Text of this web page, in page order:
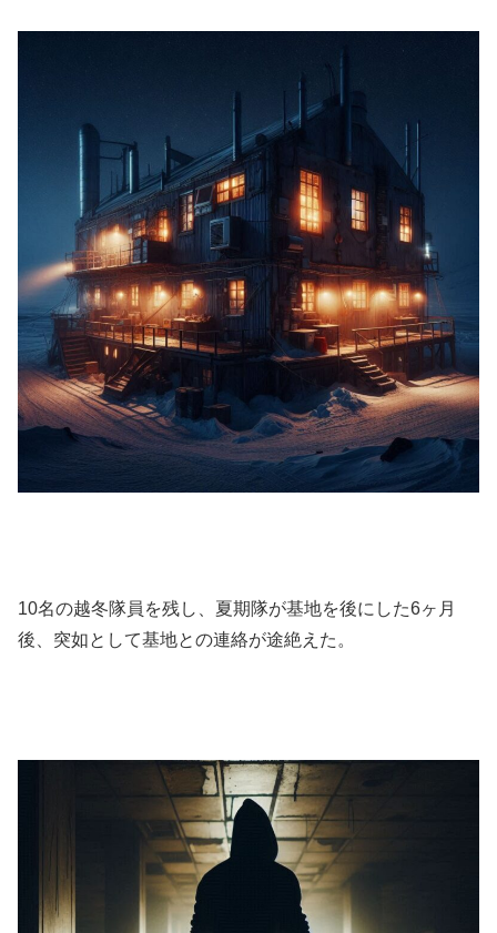
10名の越冬隊員を残し、夏期隊が基地を後にした6ヶ月
後、突如として基地との連絡が途絶えた。